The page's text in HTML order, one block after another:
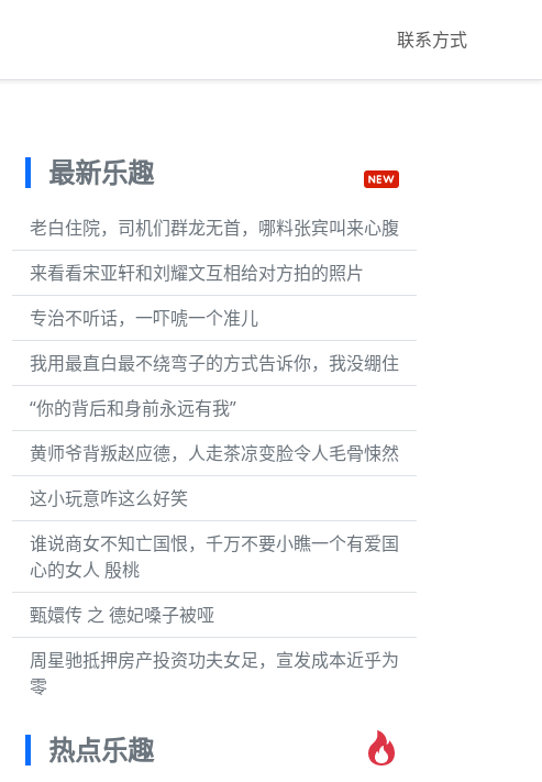
联系方式
最新乐趣
老白住院，司机们群龙无首，哪料张宾叫来心腹
来看看宋亚轩和刘耀文互相给对方拍的照片
专治不听话，一吓唬一个准儿
我用最直白最不绕弯子的方式告诉你，我没绷住
“你的背后和身前永远有我”
黄师爷背叛赵应德，人走茶凉变脸令人毛骨悚然
这小玩意咋这么好笑
谁说商女不知亡国恨，千万不要小瞧一个有爱国
心的女人 殷桃
甄嬛传 之 德妃嗓子被哑
周星驰抵押房产投资功夫女足，宣发成本近乎为
零
热点乐趣